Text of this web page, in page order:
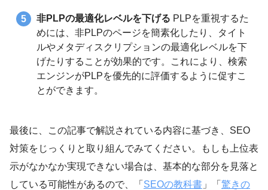
非PLPの最適化レベルを下げる PLPを重視するた
めには、非PLPのページを簡素化したり、タイト
ルやメタディスクリプションの最適化レベルを下
げたりすることが効果的です。これにより、検索
エンジンがPLPを優先的に評価するように促すこ
とができます。
最後に、この記事で解説されている内容に基づき、SEO
対策をじっくりと取り組んでみてください。もしも上位表
示がなかなか実現できない場合は、基本的な部分を見落と
している可能性があるので、「 SEOの教科書 」「 驚きの